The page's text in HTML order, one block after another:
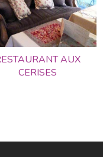
AUX
CERISES